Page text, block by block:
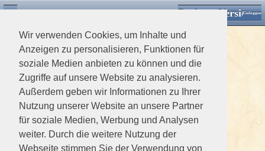
Wir verwenden Cookies, um Inhalte und
Anzeigen zu personalisieren, Funktionen für
soziale Medien anbieten zu können und die
Zugriffe auf unsere Website zu analysieren.
Außerdem geben wir Informationen zu Ihrer
Nutzung unserer Website an unsere Partner
für soziale Medien, Werbung und Analysen
weiter. Durch die weitere Nutzung der
Webseite stimmen Sie der Verwendung von
Desktop VersionEinloggen